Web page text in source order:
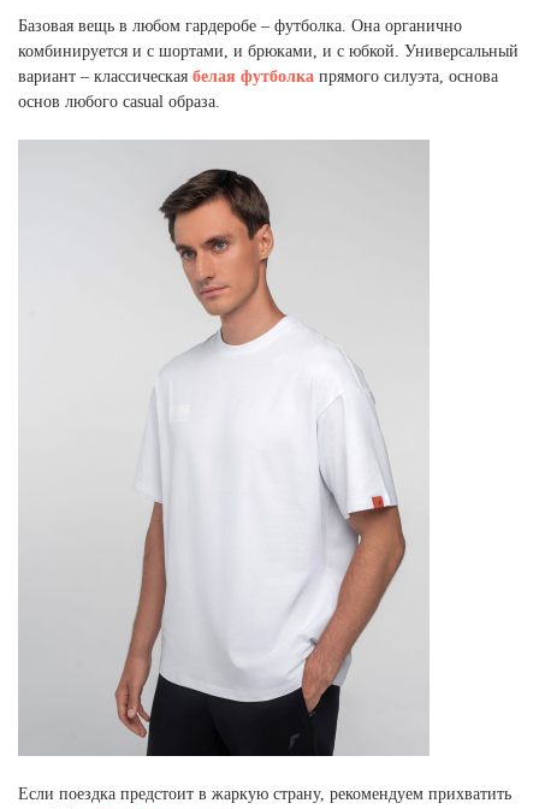
Хакасия (1)
Ханты-Мансийский автономный округ (3)
Челябинская область (2)
Базовая вещь в любом гардеробе – футболка. Она органично
комбинируется и с шортами, и брюками, и с юбкой. Универсальный
вариант – классическая белая футболка прямого силуэта, основа
основ любого casual образа.
Если поездка предстоит в жаркую страну, рекомендуем прихватить